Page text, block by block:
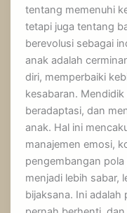
tentang memenuhi
tetapi juga tentang
berevolusi sebagai
anak adalah
diri, memperbaiki
kesabaran.
beradaptasi, dan
anak. Hal ini
manajemen emosi,
pengembangan
menjadi lebih sabar,
bijaksana. Ini